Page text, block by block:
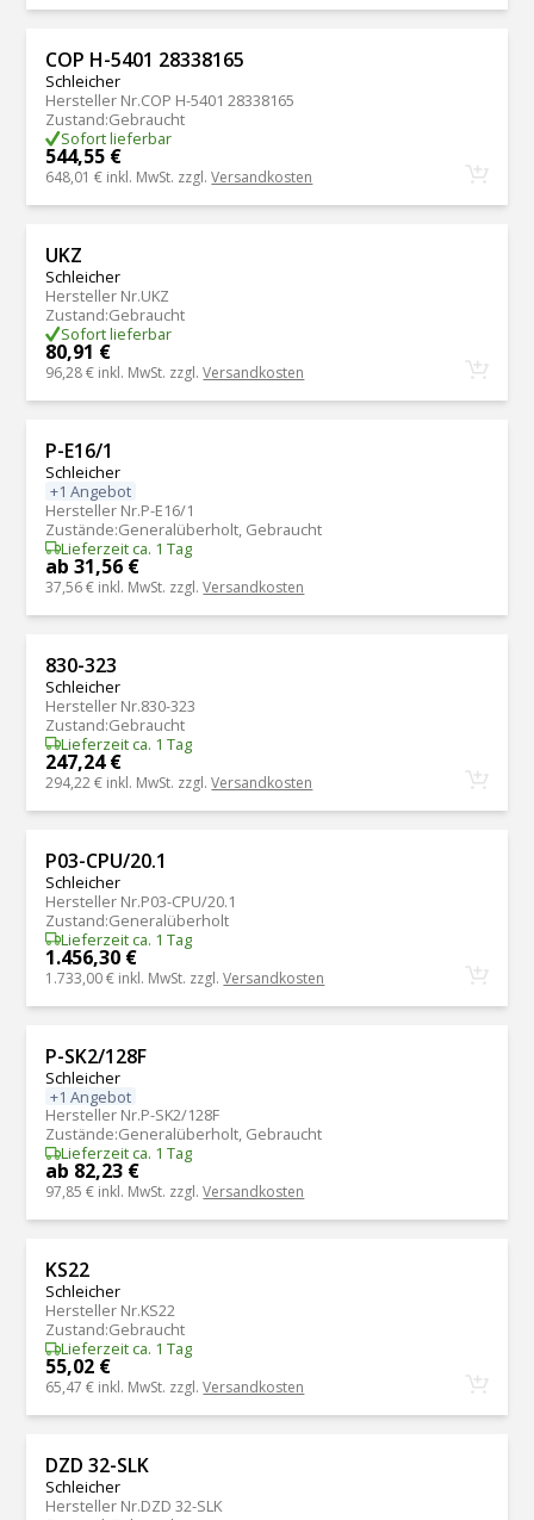
COP H-5401 28338165
Schleicher
Hersteller Nr.COP H-5401 28338165
Zustand:Gebraucht
Sofort lieferbar
544,55 €
648,01 € inkl. MwSt. zzgl.Versandkosten
UKZ
Schleicher
Hersteller Nr.UKZ
Zustand:Gebraucht
Sofort lieferbar
80,91 €
96,28 € inkl. MwSt. zzgl.Versandkosten
P-E16/1
Schleicher
+1 Angebot
Hersteller Nr.P-E16/1
Zustände:Generalüberholt, Gebraucht
Lieferzeit ca. 1 Tag
ab 31,56 €
37,56 € inkl. MwSt. zzgl.Versandkosten
830-323
Schleicher
Hersteller Nr.830-323
Zustand:Gebraucht
Lieferzeit ca. 1 Tag
247,24 €
294,22 € inkl. MwSt. zzgl.Versandkosten
P03-CPU/20.1
Schleicher
Hersteller Nr.P03-CPU/20.1
Zustand:Generalüberholt
Lieferzeit ca. 1 Tag
1.456,30 €
1.733,00 € inkl. MwSt. zzgl.Versandkosten
P-SK2/128F
Schleicher
+1 Angebot
Hersteller Nr.P-SK2/128F
Zustände:Generalüberholt, Gebraucht
Lieferzeit ca. 1 Tag
ab 82,23 €
97,85 € inkl. MwSt. zzgl.Versandkosten
KS22
Schleicher
Hersteller Nr.KS22
Zustand:Gebraucht
Lieferzeit ca. 1 Tag
55,02 €
65,47 € inkl. MwSt. zzgl.Versandkosten
DZD 32-SLK
Schleicher
Hersteller Nr.DZD 32-SLK